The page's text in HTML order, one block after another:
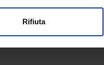
o ritirare il tuo consenso in
RifiutaBiochimica e
Biochemistry &